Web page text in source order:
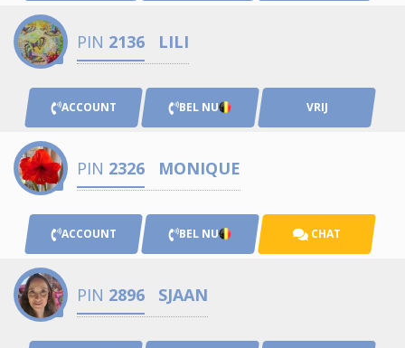
PIN 2136 LILI
ACCOUNT BEL NU VRIJ
PIN 2326 MONIQUE
ACCOUNT BEL NU CHAT
PIN 2896 SJAAN